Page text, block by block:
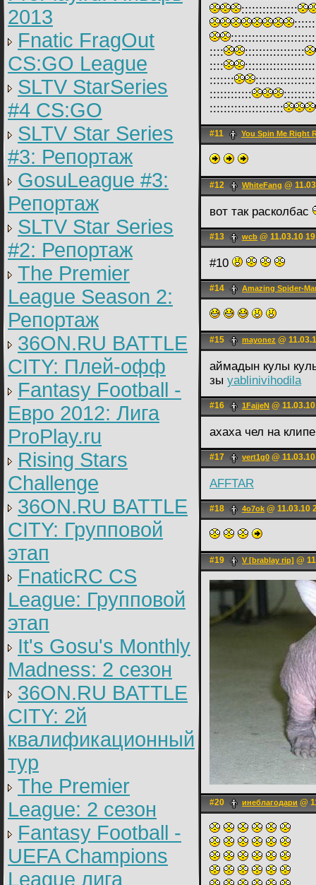
2013
Fnatic FragOut
CS:GO League
SLTV StarSeries
#4 CS:GO
SLTV Star Series
#3: Репортаж
GosuLeague #3:
Репортаж
SLTV Star Series
#2: Репортаж
The Premier
League Season 2:
Репортаж
36ON.RU BATTLE
CITY: Плей-офф
Fantasy Football -
Евро 2012: Лига
ProPlay.ru
Rising Stars
Challenge
36ON.RU BATTLE
CITY: Групповой
этап
FnaticRC CS
League: Групповой
этап
It's Gosu's Monthly
Madness: 2 сезон
36ON.RU BATTLE
CITY: 2й
квалификационный
тур
The Premier
League: 2 cезон
Fantasy Football -
UEFA Champions
League лига
::::::::::::::::
::::
:::::::::::::::::
::::
:::::::
::::::::::::
:::::::::::::::::::::
#11 You Spin Me Right
#12 WhiteFаng @
вот так расколбас
#13 wcb @ 11.03.10
#10
#14 Amazing Spider-
#15 mayonez @
аймадын кулы
зы yablinivihodila
#16 1FajjeN @
ахаха чел на
#17 vert1g0 @
AFFTAR
#18 4o7ok @ 11.03.10
#19 V [brablay rip] @
#20 инеблагодари @